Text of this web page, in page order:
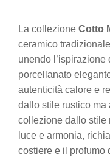
La collezione Cotto
ceramico
unendo
porcellanato
autenticità calore e
dallo stile rustico ma
collezione dallo stile
luce e armonia,
costiere e il profumo